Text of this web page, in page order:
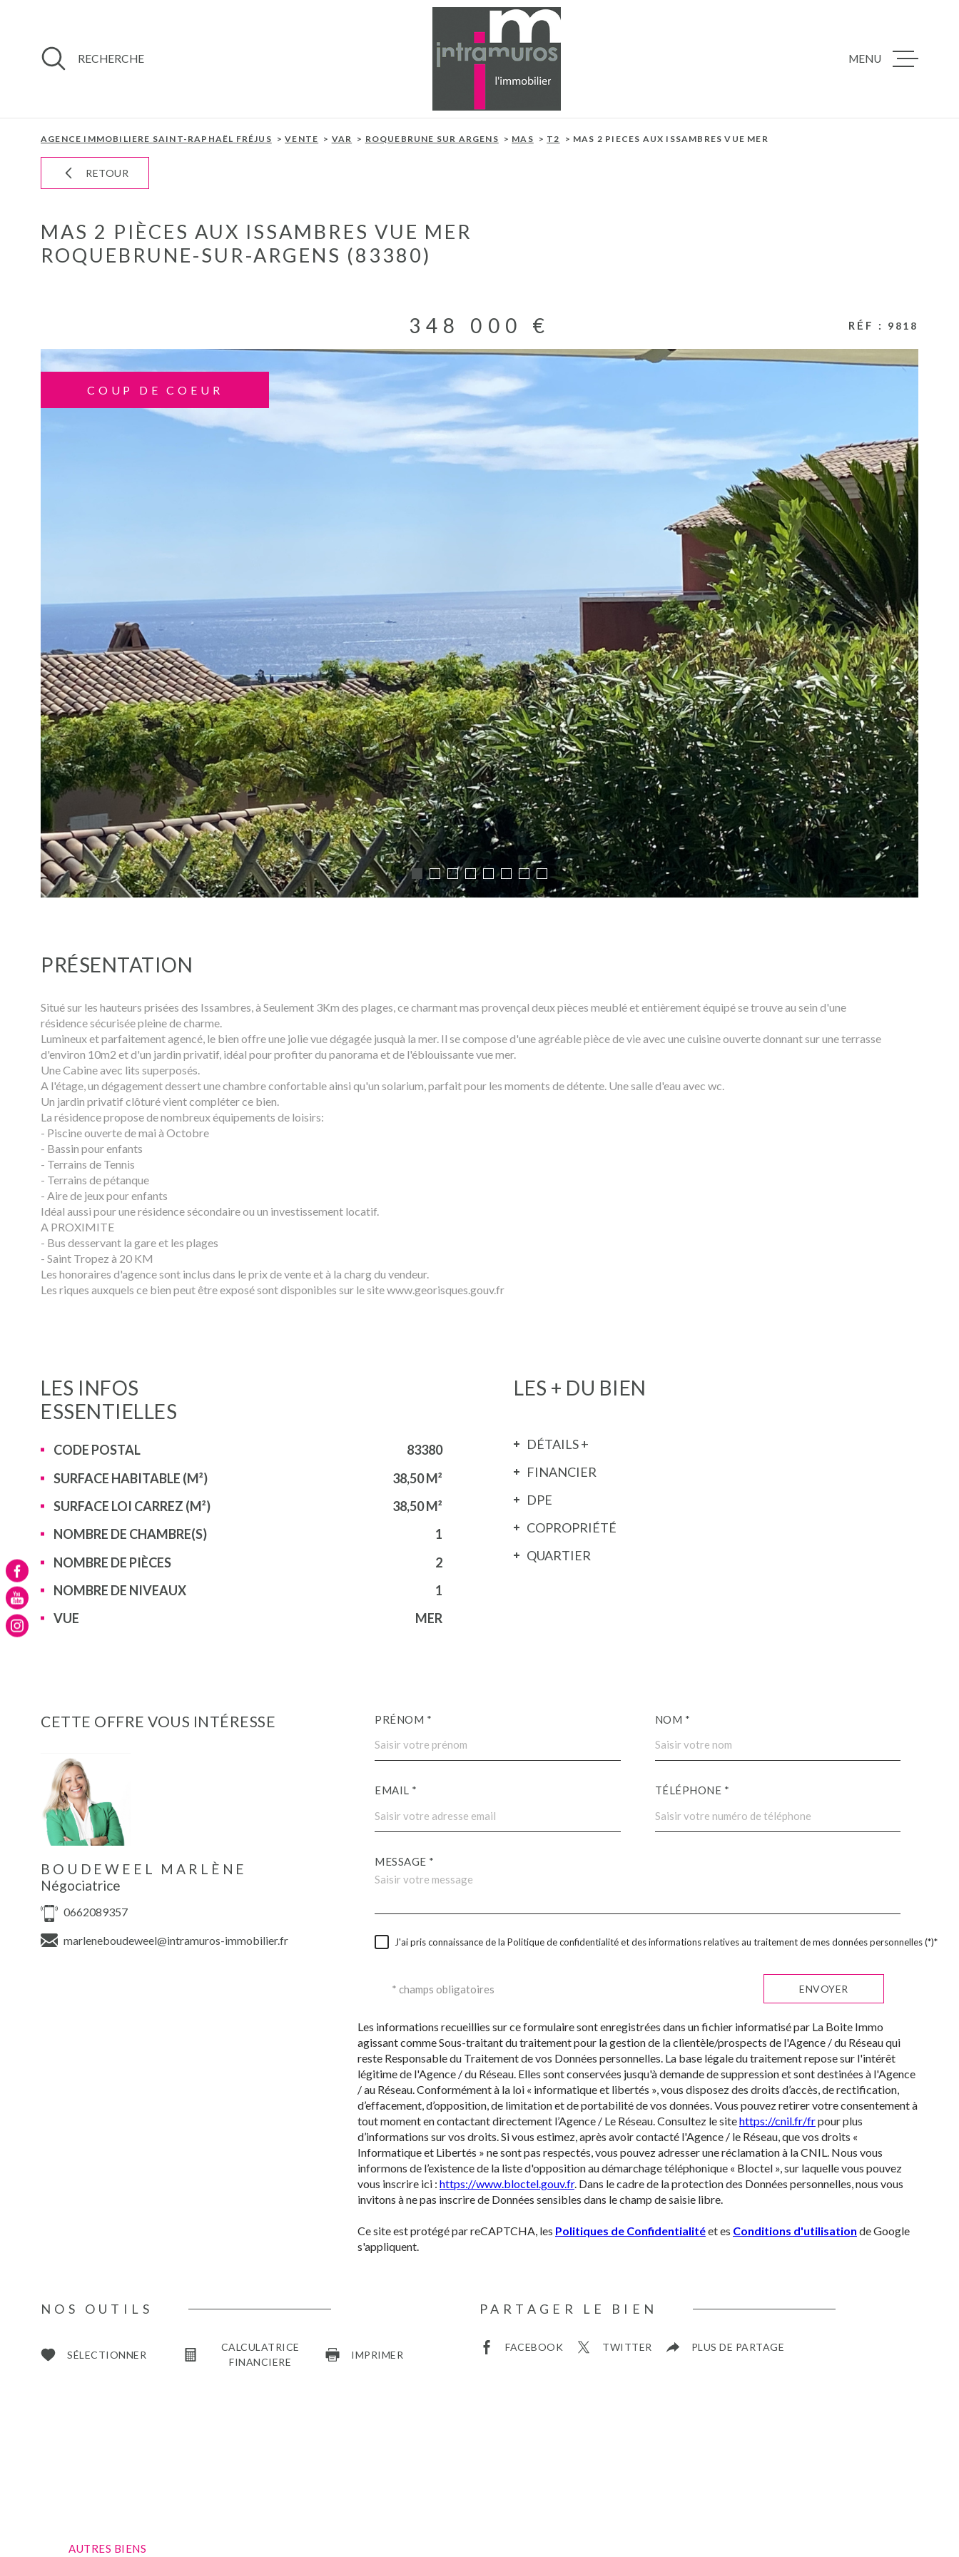
recherche
principal
NOS
CONTACT
RECHERCHE MENU
AGENCE IMMOBILIERE SAINT-RAPHAËL FRÉJUS VENTE VAR ROQUEBRUNE SUR ARGENS MAS T2 MAS 2 PIECES AUX ISSAMBRES VUE MER
RETOUR
MAS 2 PIÈCES AUX ISSAMBRES VUE MER
ROQUEBRUNE-SUR-ARGENS (83380)
348 000 € RÉF : 9818
COUP DE COEUR
PRÉSENTATION
Situé sur les hauteurs prisées des Issambres, à Seulement 3Km des plages, ce charmant mas provençal deux pièces meublé et entièrement équipé se trouve au sein d'une
résidence sécurisée pleine de charme.
Lumineux et parfaitement agencé, le bien offre une jolie vue dégagée jusquà la mer. Il se compose d'une agréable pièce de vie avec une cuisine ouverte donnant sur une terrasse
d'environ 10m2 et d'un jardin privatif, idéal pour profiter du panorama et de l'éblouissante vue mer.
Une Cabine avec lits superposés.
A l'étage, un dégagement dessert une chambre confortable ainsi qu'un solarium, parfait pour les moments de détente. Une salle d'eau avec wc.
Un jardin privatif clôturé vient compléter ce bien.
La résidence propose de nombreux équipements de loisirs:
- Piscine ouverte de mai à Octobre
- Bassin pour enfants
- Terrains de Tennis
- Terrains de pétanque
- Aire de jeux pour enfants
Idéal aussi pour une résidence sécondaire ou un investissement locatif.
A PROXIMITE
- Bus desservant la gare et les plages
- Saint Tropez à 20 KM
Les honoraires d'agence sont inclus dans le prix de vente et à la charg du vendeur.
Les riques auxquels ce bien peut être exposé sont disponibles sur le site www.georisques.gouv.fr
LES INFOS
ESSENTIELLES
Caractérisque Valeurs
CODE POSTAL
83380
SURFACE HABITABLE (M²)
38,50 M²
SURFACE LOI CARREZ (M²)
38,50 M²
NOMBRE DE CHAMBRE(S)
1
NOMBRE DE PIÈCES
2
NOMBRE DE NIVEAUX
1
VUE
MER
LES + DU BIEN
DÉTAILS +
FINANCIER
DPE
COPROPRIÉTÉ
QUARTIER
CETTE OFFRE VOUS INTÉRESSE
BOUDEWEEL MARLÈNE
Négociatrice
0662089357
marleneboudeweel@intramuros-immobilier.fr
PRÉNOM * NOM *
EMAIL * TÉLÉPHONE *
MESSAGE *
J'ai pris connaissance de la Politique de confidentialité et des informations relatives au traitement de mes données personnelles (*)*
* champs obligatoires ENVOYER
Les informations recueillies sur ce formulaire sont enregistrées dans un fichier informatisé par La Boite Immo
agissant comme Sous-traitant du traitement pour la gestion de la clientèle/prospects de l'Agence / du Réseau qui
reste Responsable du Traitement de vos Données personnelles. La base légale du traitement repose sur l'intérêt
légitime de l'Agence / du Réseau. Elles sont conservées jusqu'à demande de suppression et sont destinées à l'Agence
/ au Réseau. Conformément à la loi « informatique et libertés », vous disposez des droits d’accès, de rectification,
d’effacement, d’opposition, de limitation et de portabilité de vos données. Vous pouvez retirer votre consentement à
tout moment en contactant directement l’Agence / Le Réseau. Consultez le sitehttps://cnil.fr/frpour plus
d’informations sur vos droits. Si vous estimez, après avoir contacté l'Agence / le Réseau, que vos droits «
Informatique et Libertés » ne sont pas respectés, vous pouvez adresser une réclamation à la CNIL. Nous vous
informons de l’existence de la liste d'opposition au démarchage téléphonique « Bloctel », sur laquelle vous pouvez
vous inscrire ici : https://www.bloctel.gouv.fr. Dans le cadre de la protection des Données personnelles, nous vous
invitons à ne pas inscrire de Données sensibles dans le champ de saisie libre.
Ce site est protégé par reCAPTCHA, les Politiques de Confidentialitéet es Conditions d'utilisation de Google
s'appliquent.
NOS OUTILS
SÉLECTIONNER
CALCULATRICE
FINANCIERE
IMPRIMER
PARTAGER LE BIEN
FACEBOOK TWITTER PLUS DE PARTAGE
AUTRES BIENS